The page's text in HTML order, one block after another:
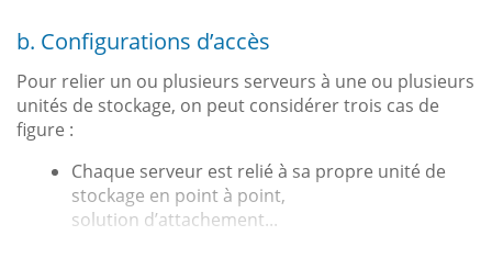
b. Configurations d’accès
Pour relier un ou plusieurs serveurs à une ou plusieurs
unités de stockage, on peut considérer trois cas de
figure :
Chaque serveur est relié à sa propre unité de
stockage en point à point,
solution d’attachement...